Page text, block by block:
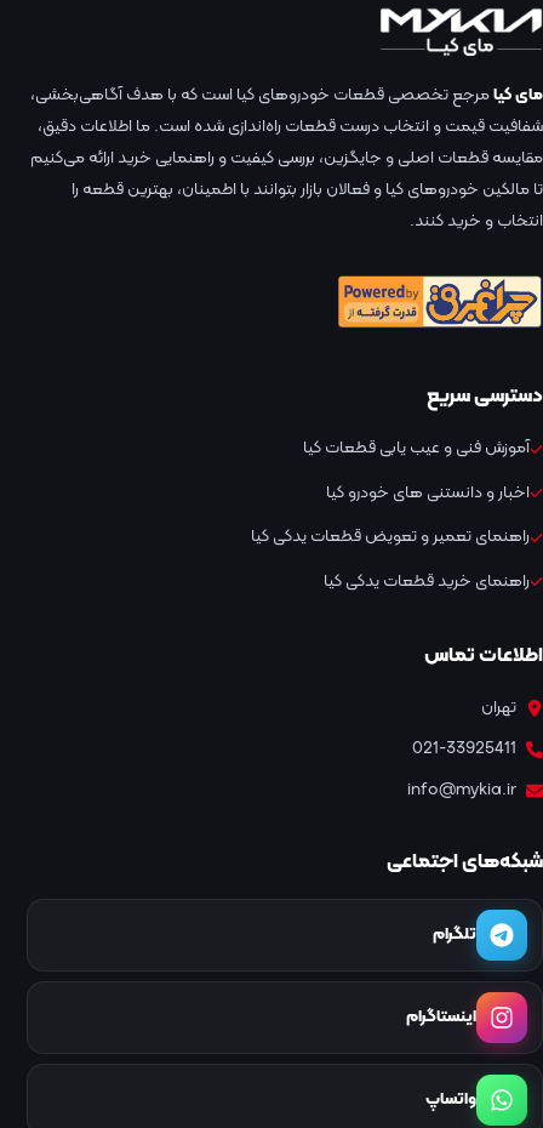
مای کیامرجع تخصصی قطعات خودروهای کیا است که با هدف آگاهی‌بخشی،
شفافیت قیمت و انتخاب درست قطعات راه‌اندازی شده است. ما اطلاعات دقیق،
مقایسه قطعات اصلی و جایگزین، بررسی کیفیت و راهنمایی خرید ارائه می‌کنیم
تا مالکین خودروهای کیا و فعالان بازار بتوانند با اطمینان، بهترین قطعه را
انتخاب و خرید کنند.
دسترسی سریع
آموزش فنی و عیب یابی قطعات کیا
اخبار و دانستنی های خودرو کیا
راهنمای تعمیر و تعویض قطعات یدکی کیا
راهنمای خرید قطعات یدکی کیا
اطلاعات تماس
تهران
021-33925411
info@mykia.ir
شبکه‌های اجتماعی
تلگرام
اینستاگرام
واتساپ